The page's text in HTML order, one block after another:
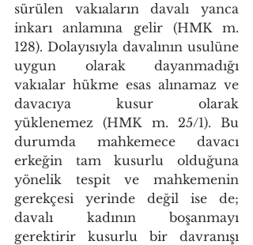
sürülen vakıaların davalı yanca
inkarı anlamına gelir (HMK m.
128). Dolayısıyla davalının usulüne
uygun olarak dayanmadığı
vakıalar hükme esas alınamaz ve
davacıya kusur olarak
yüklenemez (HMK m. 25/1). Bu
durumda mahkemece davacı
erkeğin tam kusurlu olduğuna
yönelik tespit ve mahkemenin
gerekçesi yerinde değil ise de;
davalı kadının boşanmayı
gerektirir kusurlu bir davranışı